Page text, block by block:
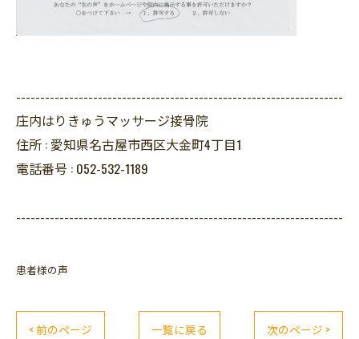
--------------------------------------------------------------------
庄内はりきゅうマッサージ接骨院
住所 : 愛知県名古屋市西区大金町4丁目1
電話番号 : 052-532-1189
--------------------------------------------------------------------
患者様の声
< 前のページ 一覧に戻る 次のページ >